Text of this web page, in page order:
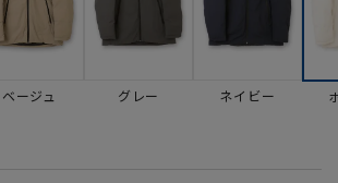
ベージュ グレー ネイビー